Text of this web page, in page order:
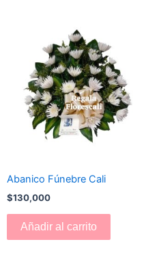
Abanico Fúnebre Cali
$130,000
Añadir al carrito